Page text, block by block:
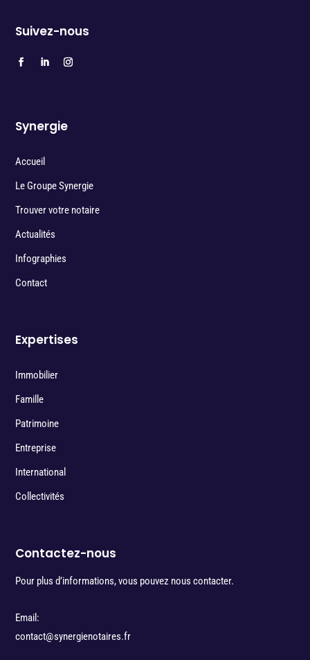
Suivez-nous
Synergie
Accueil
Le Groupe Synergie
Trouver votre notaire
Actualités
Infographies
Contact
Expertises
Immobilier
Famille
Patrimoine
Entreprise
International
Collectivités
Contactez-nous
Pour plus d’informations, vous pouvez nous contacter.
Email:
contact@synergienotaires.fr